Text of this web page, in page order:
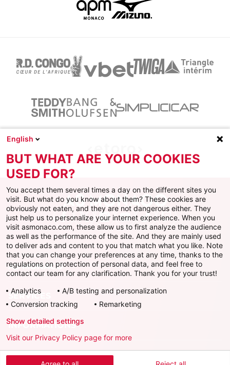
Facebook
X Instagram
YoutubeTikTokTwitch
AS MONACO
SERVICES
INFORMATIONS
Télécharger l'AS Monaco App
English
BUT WHAT ARE YOUR COOKIES
USED FOR?
You accept them several times a day on the different sites you
visit. But what do you know about them? These cookies are
obviously not eaten, and they are not dangerous either. They
just help us to personalize your internet experience. When you
visit asmonaco.com, these allow us to first analyze the audience
as well as the performance of the site. And they are mainly used
to deliver ads and content to you that match what you like. Note
that you can change your preferences at any time, thanks to the
regulations on protection of personal data, and feel free to
contact our team for any clarification. Thank you for your trust!
Analytics
A/B testing and personalization
Conversion tracking
Remarketing
Show detailed settings
Visit our Privacy Policy page for more